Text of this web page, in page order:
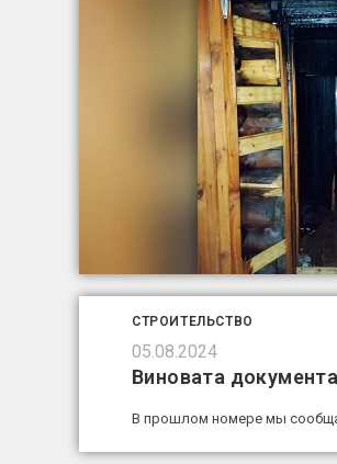
СТРОИТЕЛЬСТВО
05.08.2024
Виновата
В прошлом номере мы